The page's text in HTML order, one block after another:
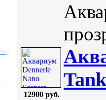
12900 руб.